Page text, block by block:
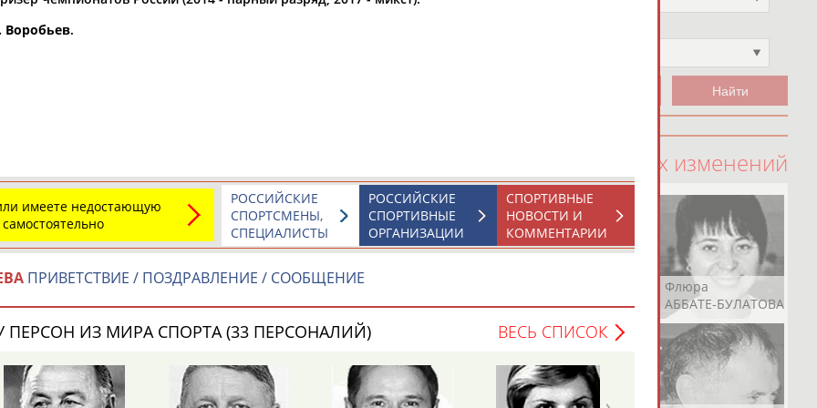
рождения
100 последних изменений
Юлия
АБАЛАКИНА
Дмитрий
АБАРЕНОВ
Тамилла
АБАСОВА
АБАЧАРАЕВ
АБАШИДЗЕ
Флюра
АББАТЕ-БУЛАТОВА
Воробьев.
имеете недостающую
СПОРТИВНЫЕ
НОВОСТИ И
КОММЕНТАРИИ
РОССИЙСКИЕ
СПОРТИВНЫЕ
ОРГАНИЗАЦИИ
РОССИЙСКИЕ
СПОРТСМЕНЫ,
СПЕЦИАЛИСТЫ
ПРИВЕТСТВИЕ / ПОЗДРАВЛЕНИЕ / СООБЩЕНИЕ
ПЕРСОН ИЗ МИРА СПОРТА (33 ПЕРСОНАЛИЙ) ВЕСЬ СПИСОК